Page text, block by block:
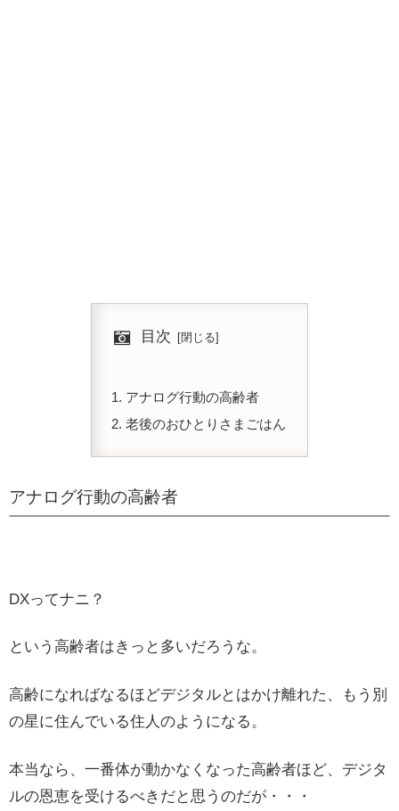
目次
アナログ行動の高齢者
老後のおひとりさまごはん
アナログ行動の高齢者
DXってナニ？
という高齢者はきっと多いだろうな。
高齢になればなるほどデジタルとはかけ離れた、もう別
の星に住んでいる住人のようになる。
本当なら、一番体が動かなくなった高齢者ほど、デジタ
ルの恩恵を受けるべきだと思うのだが・・・